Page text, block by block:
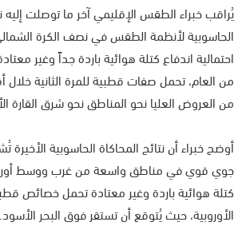
يُراقب خبراء الطقس الإقليمي آخر ما توصلت إليه
الحاسوبية لأنظمة الطقس في نصف الكرة
احتمالية اندفاع كتلة هوائية باردة جداً وغير
من العام، تحمل صفات قطبية للمرة الثانية
من العروض العليا نحو المناطق نحو شرق القارة
أوضح خبراء أن نتائج المحاكاة الحاسوبية
جوي قوي في مناطق واسعة من غرب ووسط
كتلة هوائية باردة وغير معتادة تحمل خصائص
الأوروبية، حيث يُتوقع أن تستقر فوق البحر الأسود.